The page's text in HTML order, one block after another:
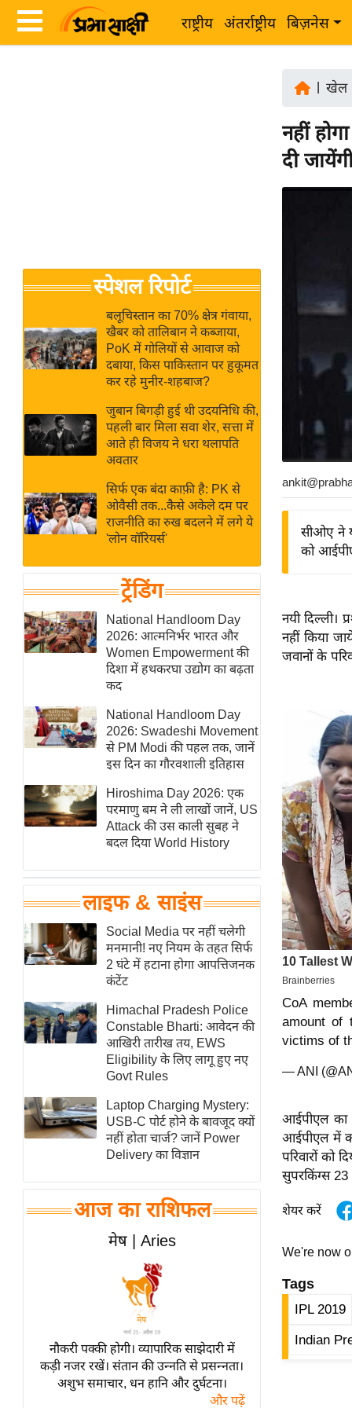
राष्ट्रीय अंतर्राष्ट्रीय बिज़नेस
Breaking
News in
Hindi
Hindi
Videos
जगत
राय
बजट
IPL
2026
ई-पेपर
मिसाल बेमिसाल
शख्सियत
यंग इंडिया
साहित्य जगत
ऑटो वर्ल्ड
न्यूज ब्रीफ
मनोरंजन जगत
बॉलीवुड
हॉलीवुड
फिल्म समीक्षा
Breaking
News
लाइफस्टाइल
टेक्नॉलॉजी
घरेलू नुस्खे
पर्यटन स्थल
फिटनेस मंत्रा
रिलेशनशिप
राजनीति
विश्लेषण
समसामयिक
मातृभूमि
एम.
आर.
आई.
समीक्षा
धर्म
ज्योतिष
त्योहार
राशिफल
विशेष
स्पेशल रिपोर्ट
बलूचिस्तान का 70% क्षेत्र गंवाया,
खैबर को तालिबान ने कब्जाया,
PoK में गोलियों से आवाज को
दबाया, किस पाकिस्तान पर हुकूमत
कर रहे मुनीर-शहबाज?
जुबान बिगड़ी हुई थी उदयनिधि की,
पहली बार मिला सवा शेर, सत्ता में
आते ही विजय ने धरा थलापति
अवतार
सिर्फ एक बंदा काफ़ी है: PK से
ओवैसी तक...कैसे अकेले दम पर
राजनीति का रुख बदलने में लगे ये
'लोन वॉरियर्स'
ट्रेंडिंग
National Handloom Day
2026: आत्मनिर्भर भारत और
Women Empowerment की
दिशा में हथकरघा उद्योग का बढ़ता
कद
National Handloom Day
2026: Swadeshi Movement
से PM Modi की पहल तक, जानें
इस दिन का गौरवशाली इतिहास
Hiroshima Day 2026: एक
परमाणु बम ने ली लाखों जानें, US
Attack की उस काली सुबह ने
बदल दिया World History
लाइफ & साइंस
Social Media पर नहीं चलेगी
मनमानी! नए नियम के तहत सिर्फ
2 घंटे में हटाना होगा आपत्तिजनक
कंटेंट
Himachal Pradesh Police
Constable Bharti: आवेदन की
आखिरी तारीख तय, EWS
Eligibility के लिए लागू हुए नए
Govt Rules
Laptop Charging Mystery:
USB-C पोर्ट होने के बावजूद क्यों
नहीं होता चार्ज? जानें Power
Delivery का विज्ञान
आज का राशिफल
मेष | Aries
नौकरी पक्की होगी। व्यापारिक साझेदारी में
कड़ी नजर रखें। संतान की उन्नति से प्रसन्नता।
अशुभ समाचार, धन हानि और दुर्घटना।
और पढ़ें
खेल|
नहीं
दी
सीओए ने
को
नयी दिल्ली।
नहीं किया
जवानों के
CoA
amount of
victims of
— ANI
आईपीएल का
आईपीएल में
परिवारों को
सुपरकिंग्स
शेयर करें
We're now
Tags
IPL 2019
Indian